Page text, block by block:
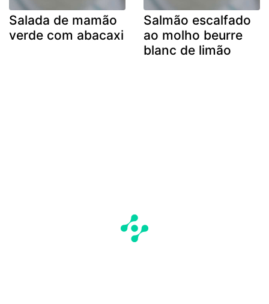
Salada de mamão
verde com abacaxi
Salmão escalfado
ao molho beurre
blanc de limão